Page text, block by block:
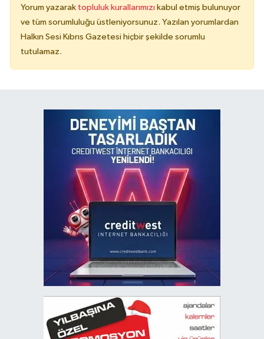
Yorum yazarak topluluk kurallarımızı kabul etmiş bulunuyor
ve tüm sorumluluğu üstleniyorsunuz. Yazılan yorumlardan
Halkın Sesi Kıbrıs Gazetesi hiçbir şekilde sorumlu
tutulamaz.